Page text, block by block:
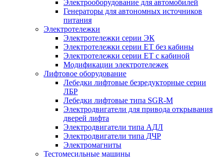
Электрооборудование для автомобилей
Генераторы для автономных источников
питания
Электротележки
Электротележки серии ЭК
Электротележки серии ЕТ без кабины
Электротележки серии ЕТ с кабиной
Модификации электротележек
Лифтовое оборудование
Лебедки лифтовые безредукторные серии
ЛБР
Лебедки лифтовые типа SGR-M
Электродвигатели для привода открывания
дверей лифта
Электродвигатели типа АДЛ
Электродвигатели типа ДЧР
Электромагниты
Тестомесильные машины